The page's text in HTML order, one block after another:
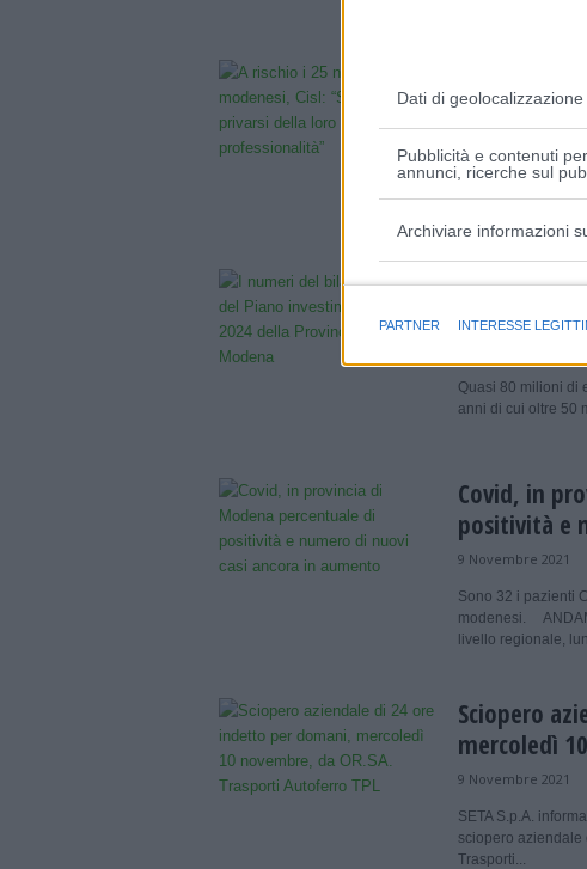
Dati di
Pubblicità e contenuti
annunci, ricerche sul
Archiviare informazioni
Finalità e caratteristiche
PARTNER INTERESSE
privarsi
«Non si può
maturate dai
I numeri del
2022-2024
Quasi 80 milioni di
anni di cui oltre 50
Covid, in
positività e
9 Novembre 2021
Sono 32 i pazienti
modenesi.
livello regionale,
Sciopero
mercoledì
9 Novembre 2021
SETA S.p.A.
sciopero aziendale
Trasporti...